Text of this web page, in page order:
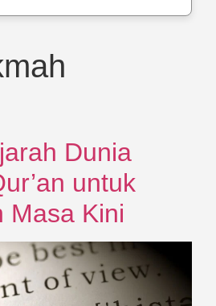
Dunia
untuk
Masa Kini